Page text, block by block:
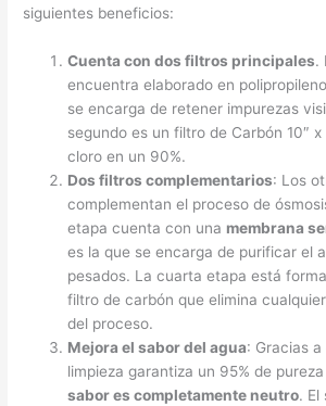
siguientes beneficios:
Cuenta con dos filtros principales.
encuentra elaborado en
se encarga de retener impurezas
segundo es un filtro de Carbón 10″
cloro en un 90%.
Dos filtros complementarios: Los
complementan el proceso de
etapa cuenta con una membrana
es la que se encarga de purificar el
pesados. La cuarta etapa está
filtro de carbón que elimina
del proceso.
Mejora el sabor del agua: Gracias
limpieza garantiza un 95% de
sabor es completamente neutro. El